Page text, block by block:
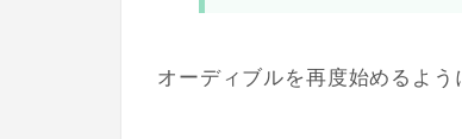
オーディブルを再度始めるよう